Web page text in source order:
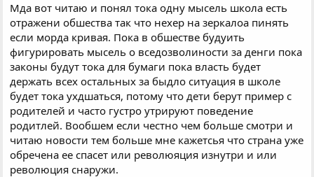
Мда вот читаю и понял тока одну мысель школа есть
отражени обшества так что нехер на зеркалоа пинять
если морда кривая. Пока в обшестве будуить
фигурировать мысель о вседозволиности за денги пока
законы будут тока для бумаги пока власть будет
держать всех остальных за быдло ситуация в школе
будет тока ухдшаться, потому что дети берут пример с
родителей и часто густро утрируют поведение
родитлей. Вообшем если честно чем больше смотри и
читаю новости тем больше мне кажетсья что страна уже
обречена ее спасет или революяция изнутри и или
революция снаружи.